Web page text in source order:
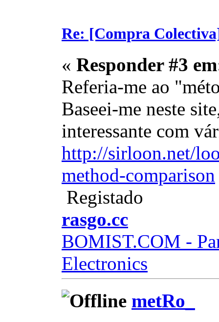
Re: [Compra
« Responder #3
Referia-me ao
Baseei-me neste
interessante com
http://sirloon.net/
method-comparison
Registado
rasgo.cc
BOMIST.COM -
Electronics
metRo_